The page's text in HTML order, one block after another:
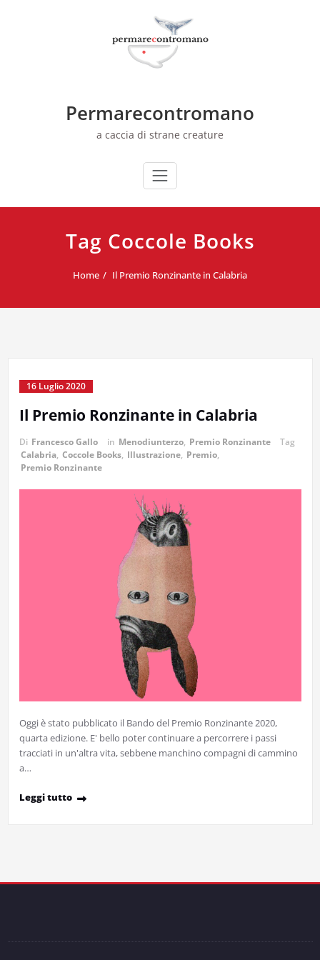
Permarecontromano
a caccia di strane creature
Tag Coccole Books
Home Il Premio Ronzinante in Calabria
16 Luglio 2020
Il Premio Ronzinante in Calabria
Di Francesco Gallo in Menodiunterzo, Premio Ronzinante
Tag
Calabria, Coccole Books, Illustrazione, Premio,
Premio Ronzinante
Oggi è stato pubblicato il Bando del Premio Ronzinante 2020,
quarta edizione. E' bello poter continuare a percorrere i passi
tracciati in un'altra vita, sebbene manchino compagni di cammino
a…
Leggi tutto